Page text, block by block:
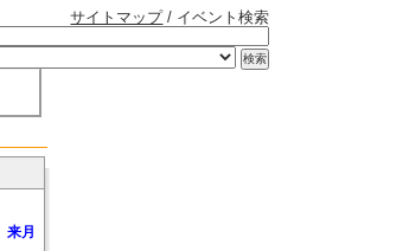
サイトマップ/ イベント検索
来月